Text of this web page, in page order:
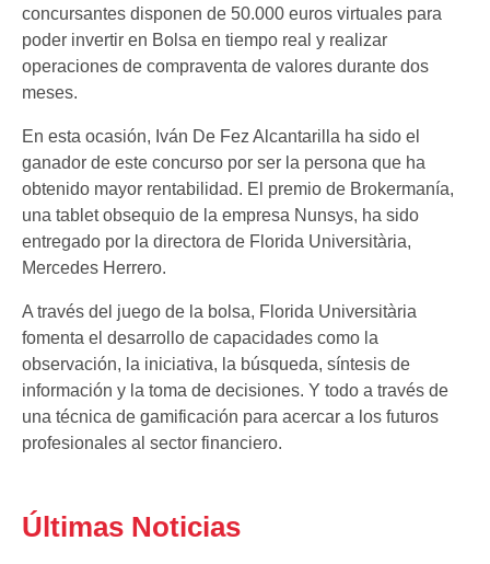
concursantes disponen de 50.000 euros virtuales para
poder invertir en Bolsa en tiempo real y realizar
operaciones de compraventa de valores durante dos
meses.
En esta ocasión, Iván De Fez Alcantarilla ha sido el
ganador de este concurso por ser la persona que ha
obtenido mayor rentabilidad. El premio de Brokermanía,
una tablet obsequio de la empresa Nunsys, ha sido
entregado por la directora de Florida Universitària,
Mercedes Herrero.
A través del juego de la bolsa, Florida Universitària
fomenta el desarrollo de capacidades como la
observación, la iniciativa, la búsqueda, síntesis de
información y la toma de decisiones. Y todo a través de
una técnica de gamificación para acercar a los futuros
profesionales al sector financiero.
Últimas Noticias